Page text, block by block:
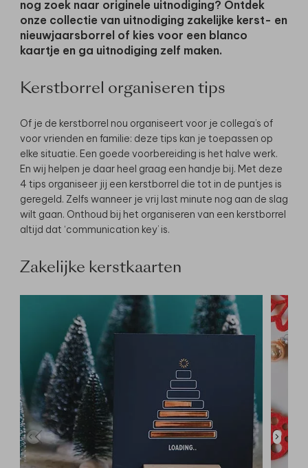
nog zoek naar originele uitnodiging? Ontdek
onze collectie van uitnodiging zakelijke kerst- en
nieuwjaarsborrel of kies voor een blanco
kaartje en ga uitnodiging zelf maken.
Kerstborrel organiseren tips
Of je de kerstborrel nou organiseert voor je collega’s of
voor vrienden en familie: deze tips kan je toepassen op
elke situatie. Een goede voorbereiding is het halve werk.
En wij helpen je daar heel graag een handje bij. Met deze
4 tips organiseer jij een kerstborrel die tot in de puntjes is
geregeld. Zelfs wanneer je vrij last minute nog aan de slag
wilt gaan. Onthoud bij het organiseren van een kerstborrel
altijd dat ‘communication key’ is.
Zakelijke kerstkaarten